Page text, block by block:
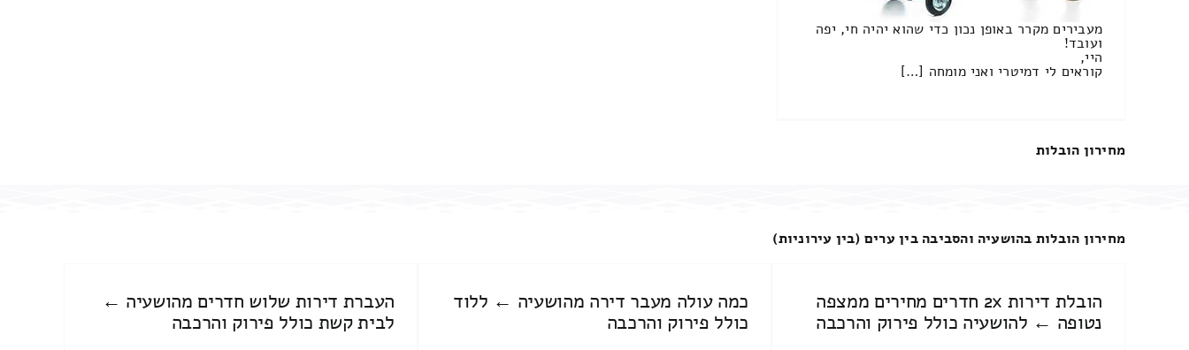
מעבירים מקרר באופן נכון כדי שהוא יהיה חי, יפה
ועובד!
היי,
קוראים לי דמיטרי ואני מומחה […]
מחירון הובלות
מחירון הובלות בהושעיה והסביבה בין ערים (בין עירוניות)
הובלת דירות 2x חדרים מחירים ממצפה
נטופה ← להושעיה כולל פירוק והרכבה
כמה עולה מעבר דירה מהושעיה ← ללוד
כולל פירוק והרכבה
העברת דירות שלוש חדרים מהושעיה ←
לבית קשת כולל פירוק והרכבה